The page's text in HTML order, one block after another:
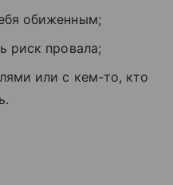
обиженным;
риск провала;
или с кем-то, кто